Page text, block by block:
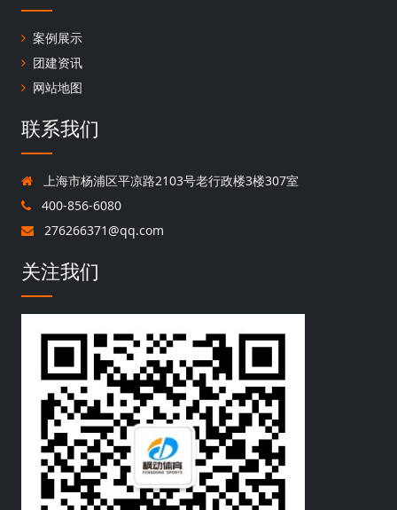
案例展示
团建资讯
网站地图
联系我们
上海市杨浦区平凉路2103号老行政楼3楼307室
400-856-6080
276266371@qq.com
关注我们